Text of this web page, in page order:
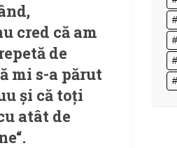
cred că am
de
mi s-a părut
și că toți
atât de